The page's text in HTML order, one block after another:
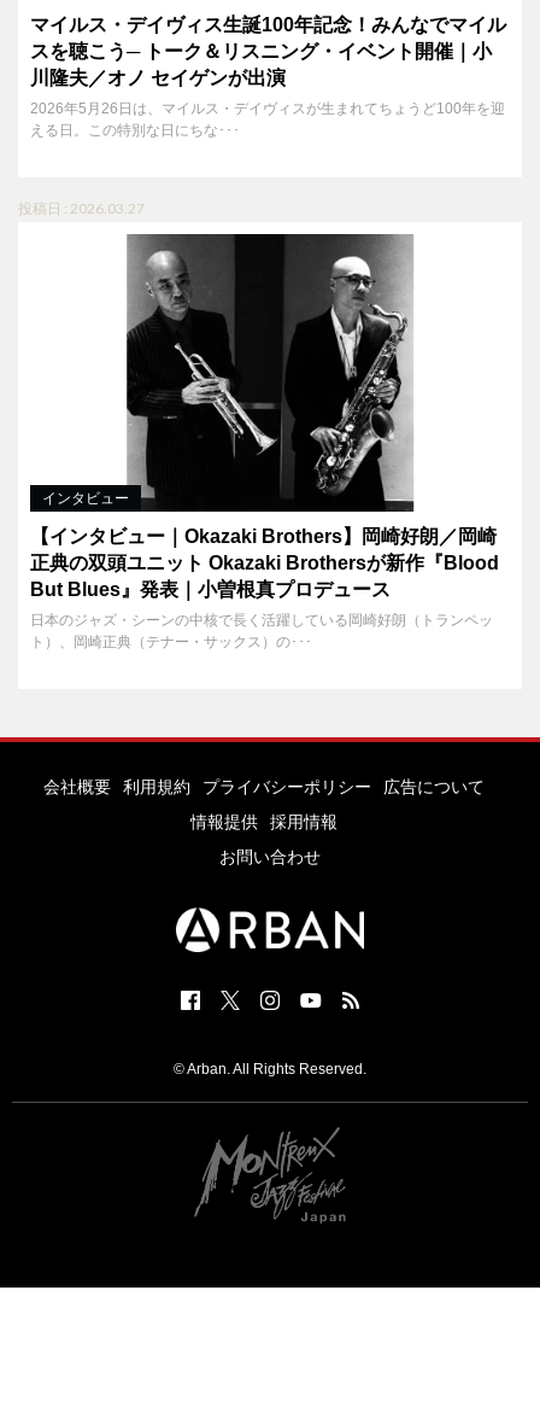
マイルス・デイヴィス生誕100年記念！みんなでマイル
スを聴こう─ トーク＆リスニング・イベント開催｜小
川隆夫／オノ セイゲンが出演
2026年5月26日は、マイルス・デイヴィスが生まれてちょうど100年を迎
える日。この特別な日にちな･･･
投稿日 : 2026.03.27
インタビュー
【インタビュー｜Okazaki Brothers】岡崎好朗／岡崎
正典の双頭ユニット Okazaki Brothersが新作『Blood
But Blues』発表｜小曽根真プロデュース
日本のジャズ・シーンの中核で長く活躍している岡崎好朗（トランペッ
ト）、岡崎正典（テナー・サックス）の･･･
会社概要 利用規約 プライバシーポリシー
広告について
情報提供
採用情報
お問い合わせ
© Arban. All Rights Reserved.